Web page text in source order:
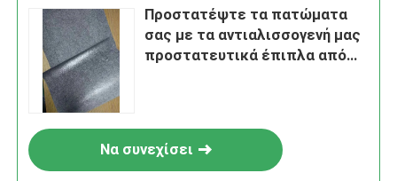
Προστατέψτε τα πατώματα
σας με τα αντιαλισσογενή μας
προστατευτικά έπιπλα από
Να συνεχίσει